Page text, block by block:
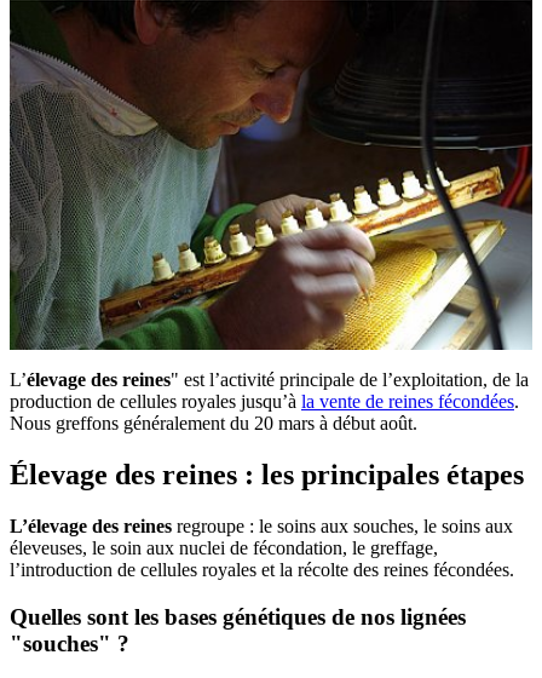
L’élevage des reines" est l’activité principale de l’exploitation, de la
production de cellules royales jusqu’à la vente de reines fécondées.
Nous greffons généralement du 20 mars à début août.
Élevage des reines : les principales étapes
L’élevage des reines regroupe : le soins aux souches, le soins aux
éleveuses, le soin aux nuclei de fécondation, le greffage,
l’introduction de cellules royales et la récolte des reines fécondées.
Quelles sont les bases génétiques de nos lignées
"souches" ?